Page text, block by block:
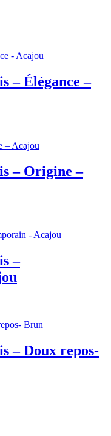
– Élégance –
– Origine –
–
– Doux repos-